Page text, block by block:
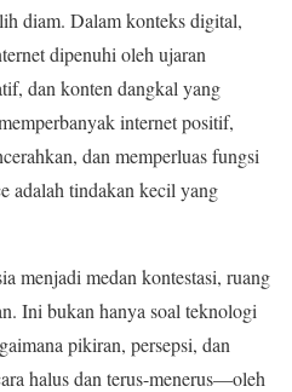
diam. Dalam konteks digital,
dipenuhi oleh ujaran
dan konten dangkal yang
internet positif,
dan memperluas fungsi
adalah tindakan kecil yang
menjadi medan kontestasi, ruang
Ini bukan hanya soal teknologi
pikiran, persepsi, dan
halus dan terus-menerus—oleh